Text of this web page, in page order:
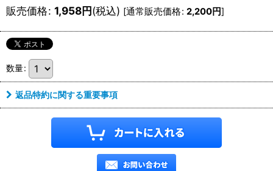
販売価格: 1,958円(税込) [通常販売価格: 2,200円]
数量:
返品特約に関する重要事項